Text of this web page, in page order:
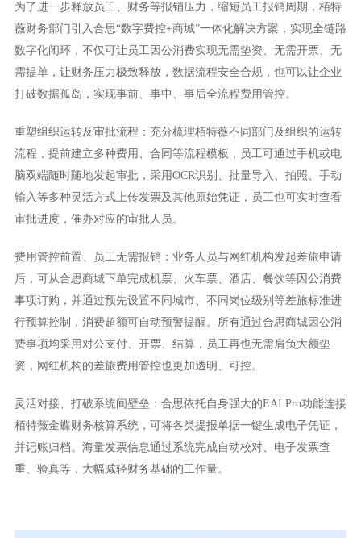
为了进一步释放员工、财务等报销压力，缩短员工报销周期，栢特
薇财务部门引入合思“数字费控+商城”一体化解决方案，实现全链路
数字化闭环，不仅可让员工因公消费实现无需垫资、无需开票、无
需提单，让财务压力极致释放，数据流程安全合规，也可以让企业
打破数据孤岛，实现事前、事中、事后全流程费用管控。
重塑组织运转及审批流程：充分梳理栢特薇不同部门及组织的运转
流程，提前建立多种费用、合同等流程模板，员工可通过手机或电
脑双端随时随地发起审批，采用OCR识别、批量导入、拍照、手动
输入等多种灵活方式上传发票及其他原始凭证，员工也可实时查看
审批进度，催办对应的审批人员。
费用管控前置、员工无需报销：业务人员与网红机构发起差旅申请
后，可从合思商城下单完成机票、火车票、酒店、餐饮等因公消费
事项订购，并通过预先设置不同城市、不同岗位级别等差旅标准进
行预算控制，消费超额可自动预警提醒。所有通过合思商城因公消
费事项均采用对公支付、开票、结算，员工再也无需肩负大额垫
资，网红机构的差旅费用管控也更加透明、可控。
灵活对接、打破系统间壁垒：合思依托自身强大的EAI Pro功能连接
栢特薇金蝶财务核算系统，可将各类提报单据一键生成电子凭证，
并记账归档。海量发票信息通过系统完成自动校对、电子发票查
重、验真等，大幅减轻财务基础的工作量。